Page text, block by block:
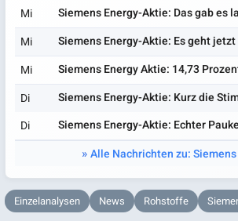
Mi
Siemens Energy-Aktie: Das gab es
Mi
Siemens Energy-Aktie: Es geht jetzt
Mi
Siemens Energy Aktie: 14,73
Di
Siemens Energy-Aktie: Kurz die
Di
Siemens Energy-Aktie: Echter
Alle Nachrichten zu:
Einzelanalysen News Rohstoffe